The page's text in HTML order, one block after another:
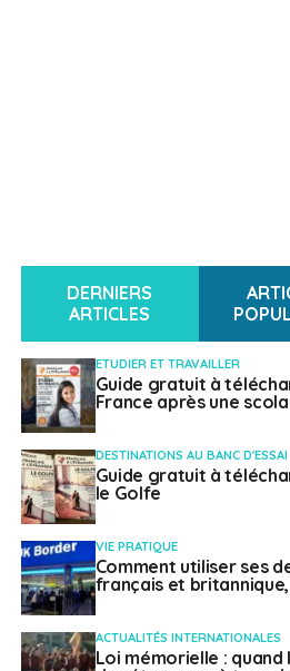
DERNIERS
ARTICLES
ETUDIER ET TRAVAILLER
Guide gratuit à
France après une
DESTINATIONS AU BANC D'ESSAI
Guide gratuit à
le Golfe
VIE PRATIQUE
Comment utiliser ses
français et
ACTUALITÉS INTERNATIONALES
Loi mémorielle : quand